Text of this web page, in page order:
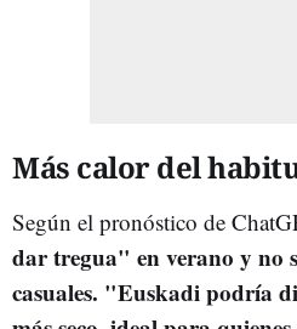
Más calor del
Según el pronóstico de
dar tregua" en verano y no
casuales. "Euskadi podría